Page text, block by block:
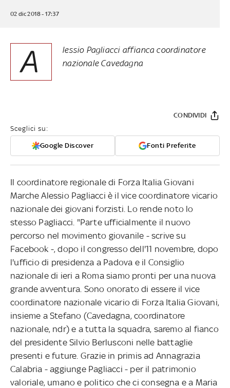
02 dic 2018 - 17:37
A
lessio Pagliacci affianca coordinatore
nazionale Cavedagna
Sceglici su:
Google Discover Fonti Preferite
CONDIVIDI
Il coordinatore regionale di Forza Italia Giovani
Marche Alessio Pagliacci è il vice coordinatore vicario
nazionale dei giovani forzisti. Lo rende noto lo
stesso Pagliacci. "Parte ufficialmente il nuovo
percorso nel movimento giovanile - scrive su
Facebook -, dopo il congresso dell'11 novembre, dopo
l'ufficio di presidenza a Padova e il Consiglio
nazionale di ieri a Roma siamo pronti per una nuova
grande avventura. Sono onorato di essere il vice
coordinatore nazionale vicario di Forza Italia Giovani,
insieme a Stefano (Cavedagna, coordinatore
nazionale, ndr) e a tutta la squadra, saremo al fianco
del presidente Silvio Berlusconi nelle battaglie
presenti e future. Grazie in primis ad Annagrazia
Calabria - aggiunge Pagliacci - per il patrimonio
valoriale, umano e politico che ci consegna e a Maria